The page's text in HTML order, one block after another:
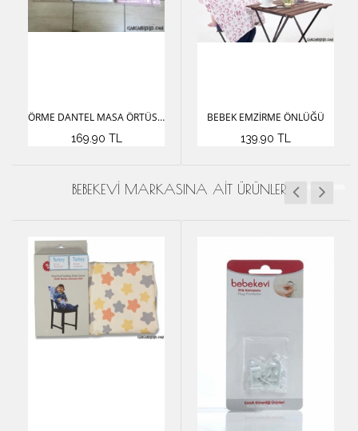
ÖRME DANTEL MASA ÖRTÜSÜ(6-8 KIŞILIK)
169.90 TL
BEBEK EMZIRME ÖNLÜĞÜ
139.90 TL
BEBEKEVİ MARKASINA AIT ÜRÜNLER